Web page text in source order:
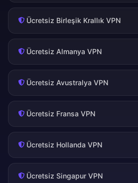
Ücretsiz Birleşik Krallık VPN
Ücretsiz Almanya VPN
Ücretsiz Avustralya VPN
Ücretsiz Fransa VPN
Ücretsiz Hollanda VPN
Ücretsiz Singapur VPN